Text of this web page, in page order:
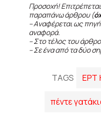
Προσοχή!
παραπάνω άρθρου (
– Αναφέρεται ως
αναφορά.
– Στο τέλος του
– Σε ένα από τα δύο
TAGS ΕΡΤ
πέντε